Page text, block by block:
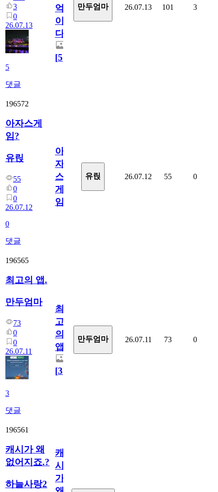
3
0
26.07.13
5
댓글
억
이
다.
[5]
만두엄마 26.07.13 101 3
196572
아자스게
임?
유릱
55
0
0
26.07.12
0
댓글
아
자
스
게
임?
유릱 26.07.12 55 0
196565
최고의 앱.
만두엄마
73
0
0
26.07.11
3
댓글
최
고
의
앱.
[3]
만두엄마 26.07.11 73 0
196561
캐시가 왜
없어지죠.?
하늘사랑2
캐
시
가